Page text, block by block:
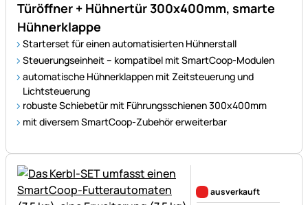
Türöffner + Hühnertür 300x400mm, smarte
Hühnerklappe
Starterset für einen automatisierten Hühnerstall
Steuerungseinheit – kompatibel mit SmartCoop-Modulen
automatische Hühnerklappen mit Zeitsteuerung und
Lichtsteuerung
robuste Schiebetür mit Führungsschienen 300x400mm
mit diversem SmartCoop-Zubehör erweiterbar
ausverkauft